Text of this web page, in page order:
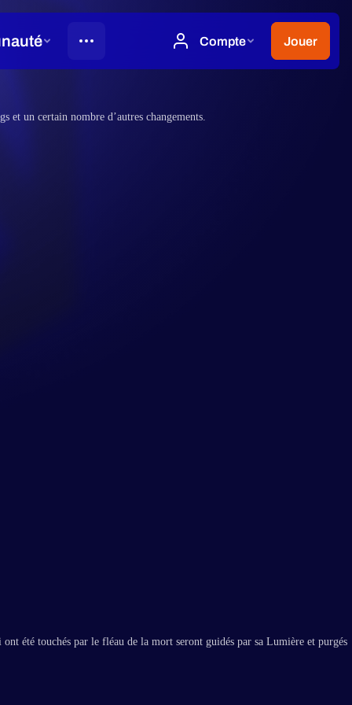
un certain nombre d’autres changements.
été touchés par le fléau de la mort seront guidés par sa Lumière et purgés